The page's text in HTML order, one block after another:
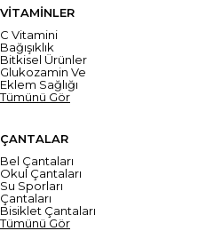
VİTAMİNLER
C Vitamini
Bağışıklık
Bitkisel Ürünler
Glukozamin Ve
Eklem Sağlığı
Tümünü Gör
ÇANTALAR
Bel Çantaları
Okul Çantaları
Su Sporları
Çantaları
Bisiklet Çantaları
Tümünü Gör